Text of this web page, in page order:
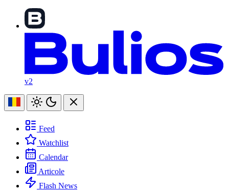
v2
Feed
Watchlist
Calendar
Articole
Flash News